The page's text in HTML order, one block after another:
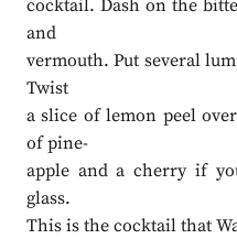
cocktail. Dash on the
and
vermouth. Put several
Twist
a slice of lemon peel
of pine-
apple and a cherry if
glass.
This is the cocktail that